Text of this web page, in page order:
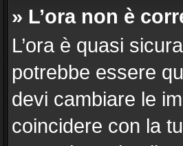
» L’ora non è
L’ora è quasi
potrebbe essere
devi cambiare le
coincidere con la